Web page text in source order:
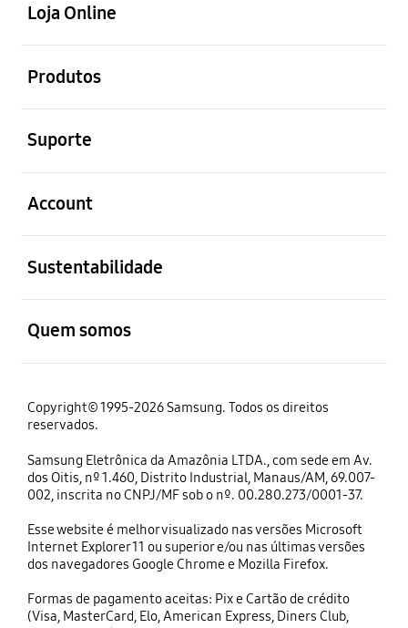
Loja Online
Produtos
Suporte
Account
Sustentabilidade
Quem somos
Copyright© 1995-2026 Samsung. Todos os direitos
reservados.
Samsung Eletrônica da Amazônia LTDA., com sede em Av.
dos Oitis, nº 1.460, Distrito Industrial, Manaus/AM, 69.007-
002, inscrita no CNPJ/MF sob o nº. 00.280.273/0001-37.
Esse website é melhor visualizado nas versões Microsoft
Internet Explorer 11 ou superior e/ou nas últimas versões
dos navegadores Google Chrome e Mozilla Firefox.
Formas de pagamento aceitas: Pix e Cartão de crédito
(Visa, MasterCard, Elo, American Express, Diners Club,